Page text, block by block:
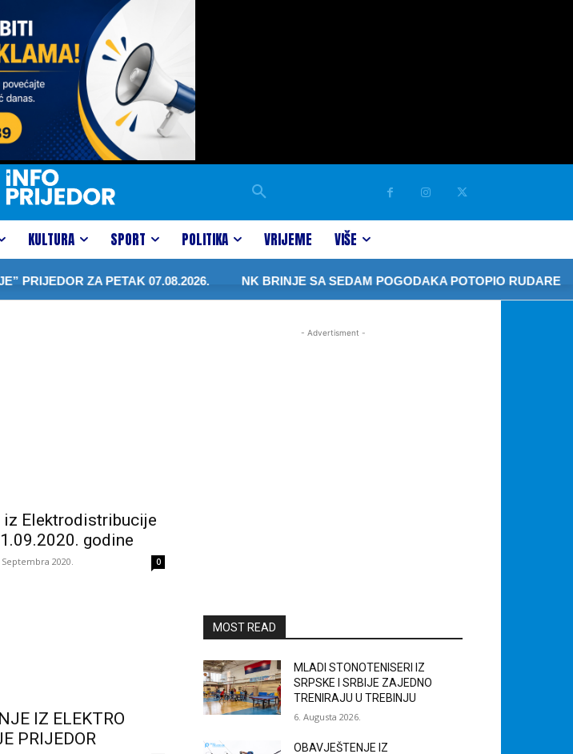
KULTURA SPORT POLITIKA VRIJEME VIŠE
PRIJEDOR ZA PETAK 07.08.2026.
NK BRINJE SA SEDAM POGODAKA POTOPIO RUDARE
iz Elektrodistribucije
godine
Septembra 2020. 0
IZ ELEKTRO
PRIJEDOR
- Advertisment -
MOST READ
MLADI STONOTENISERI IZ
SRPSKE I SRBIJE ZAJEDNO
TRENIRAJU U TREBINJU
6. Augusta 2026.
OBAVJEŠTENJE IZ